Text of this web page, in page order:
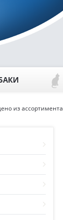
из ассортимента